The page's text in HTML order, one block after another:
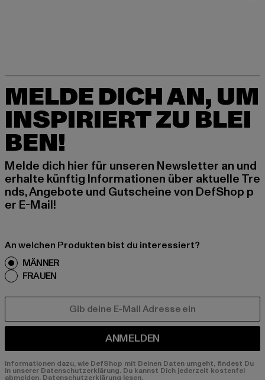
MELDE DICH AN, UM
INSPIRIERT ZU BLEI
BEN!
Melde dich hier für unseren Newsletter an und
erhalte künftig Informationen über aktuelle Tre
nds, Angebote und Gutscheine von DefShop p
er E-Mail!
An welchen Produkten bist du interessiert?
MÄNNER
FRAUEN
ANMELDEN
Informationen dazu, wie DefShop mit Deinen Daten umgeht, findest Du
in unserer Datenschutzerklärung. Du kannst Dich jederzeit kostenfei
abmelden. Datenschutzerklärung lesen.